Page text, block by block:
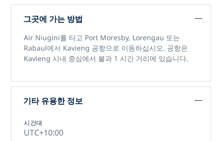
그곳에 가는 방법
Air Niugini를 타고 Port Moresby, Lorengau 또는
Rabaul에서 Kavieng 공항으로 이동하십시오. 공항은
Kavieng 시내 중심에서 불과 1 시간 거리에 있습니다.
기타 유용한 정보
시간대
UTC+10:00